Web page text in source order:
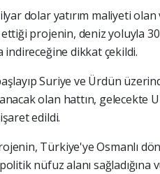
dolar yatırım maliyeti
projenin, deniz yoluyla
indireceğine dikkat çekildi.
Suriye ve Ürdün
olan hattın,
edildi.
Türkiye'ye Osmanlı
nüfuz alanı sağladığına